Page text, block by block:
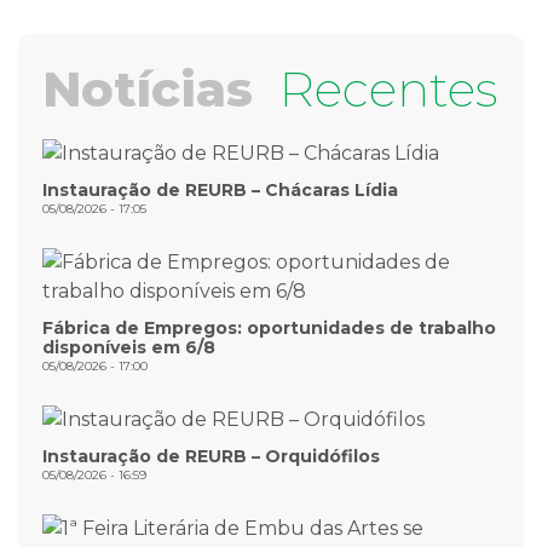
Notícias Recentes
Instauração de REURB – Chácaras Lídia
05/08/2026 - 17:05
Fábrica de Empregos: oportunidades de trabalho
disponíveis em 6/8
05/08/2026 - 17:00
Instauração de REURB – Orquidófilos
05/08/2026 - 16:59